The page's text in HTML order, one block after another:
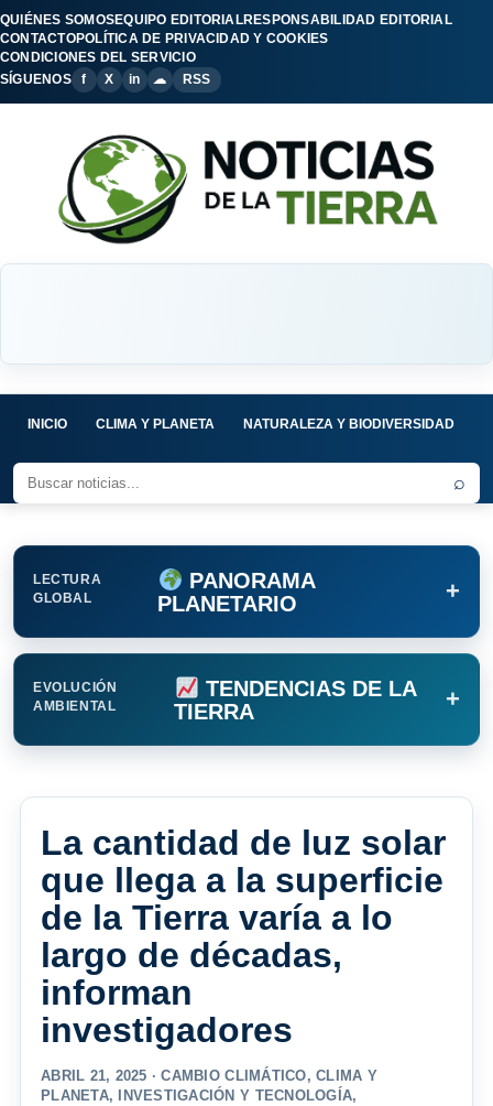
QUIÉNES SOMOSEQUIPO EDITORIALRESPONSABILIDAD EDITORIAL
CONTACTOPOLÍTICA DE PRIVACIDAD Y COOKIES
CONDICIONES DEL SERVICIO
SÍGUENOS
f X in ☁ RSS
INICIO CLIMA Y PLANETA NATURALEZA Y BIODIVERSIDAD
⌕
LECTURA
GLOBAL
PANORAMA
PLANETARIO
+
EVOLUCIÓN
AMBIENTAL
TENDENCIAS DE LA
TIERRA
+
La cantidad de luz solar
que llega a la superficie
de la Tierra varía a lo
largo de décadas,
informan
investigadores
ABRIL 21, 2025 ·CAMBIO CLIMÁTICO,CLIMA Y
PLANETA, INVESTIGACIÓN Y TECNOLOGÍA,